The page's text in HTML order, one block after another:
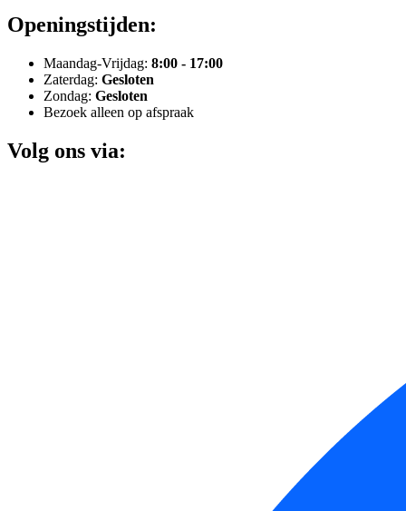
Openingstijden:
Maandag-Vrijdag: 8:00 - 17:00
Zaterdag: Gesloten
Zondag: Gesloten
Bezoek alleen op afspraak
Volg ons via: